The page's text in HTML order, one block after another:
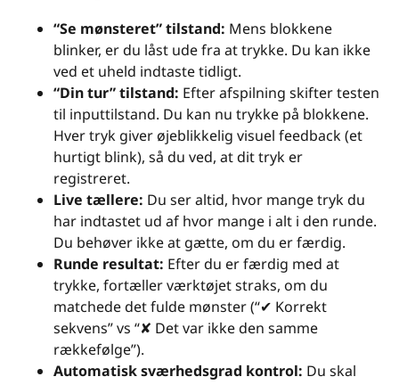
“Se mønsteret” tilstand: Mens blokkene
blinker, er du låst ude fra at trykke. Du kan ikke
ved et uheld indtaste tidligt.
“Din tur” tilstand: Efter afspilning skifter testen
til inputtilstand. Du kan nu trykke på blokkene.
Hver tryk giver øjeblikkelig visuel feedback (et
hurtigt blink), så du ved, at dit tryk er
registreret.
Live tællere: Du ser altid, hvor mange tryk du
har indtastet ud af hvor mange i alt i den runde.
Du behøver ikke at gætte, om du er færdig.
Runde resultat: Efter du er færdig med at
trykke, fortæller værktøjet straks, om du
matchede det fulde mønster (“✔ Korrekt
sekvens” vs “✘ Det var ikke den samme
rækkefølge”).
Automatisk sværhedsgrad kontrol: Du skal